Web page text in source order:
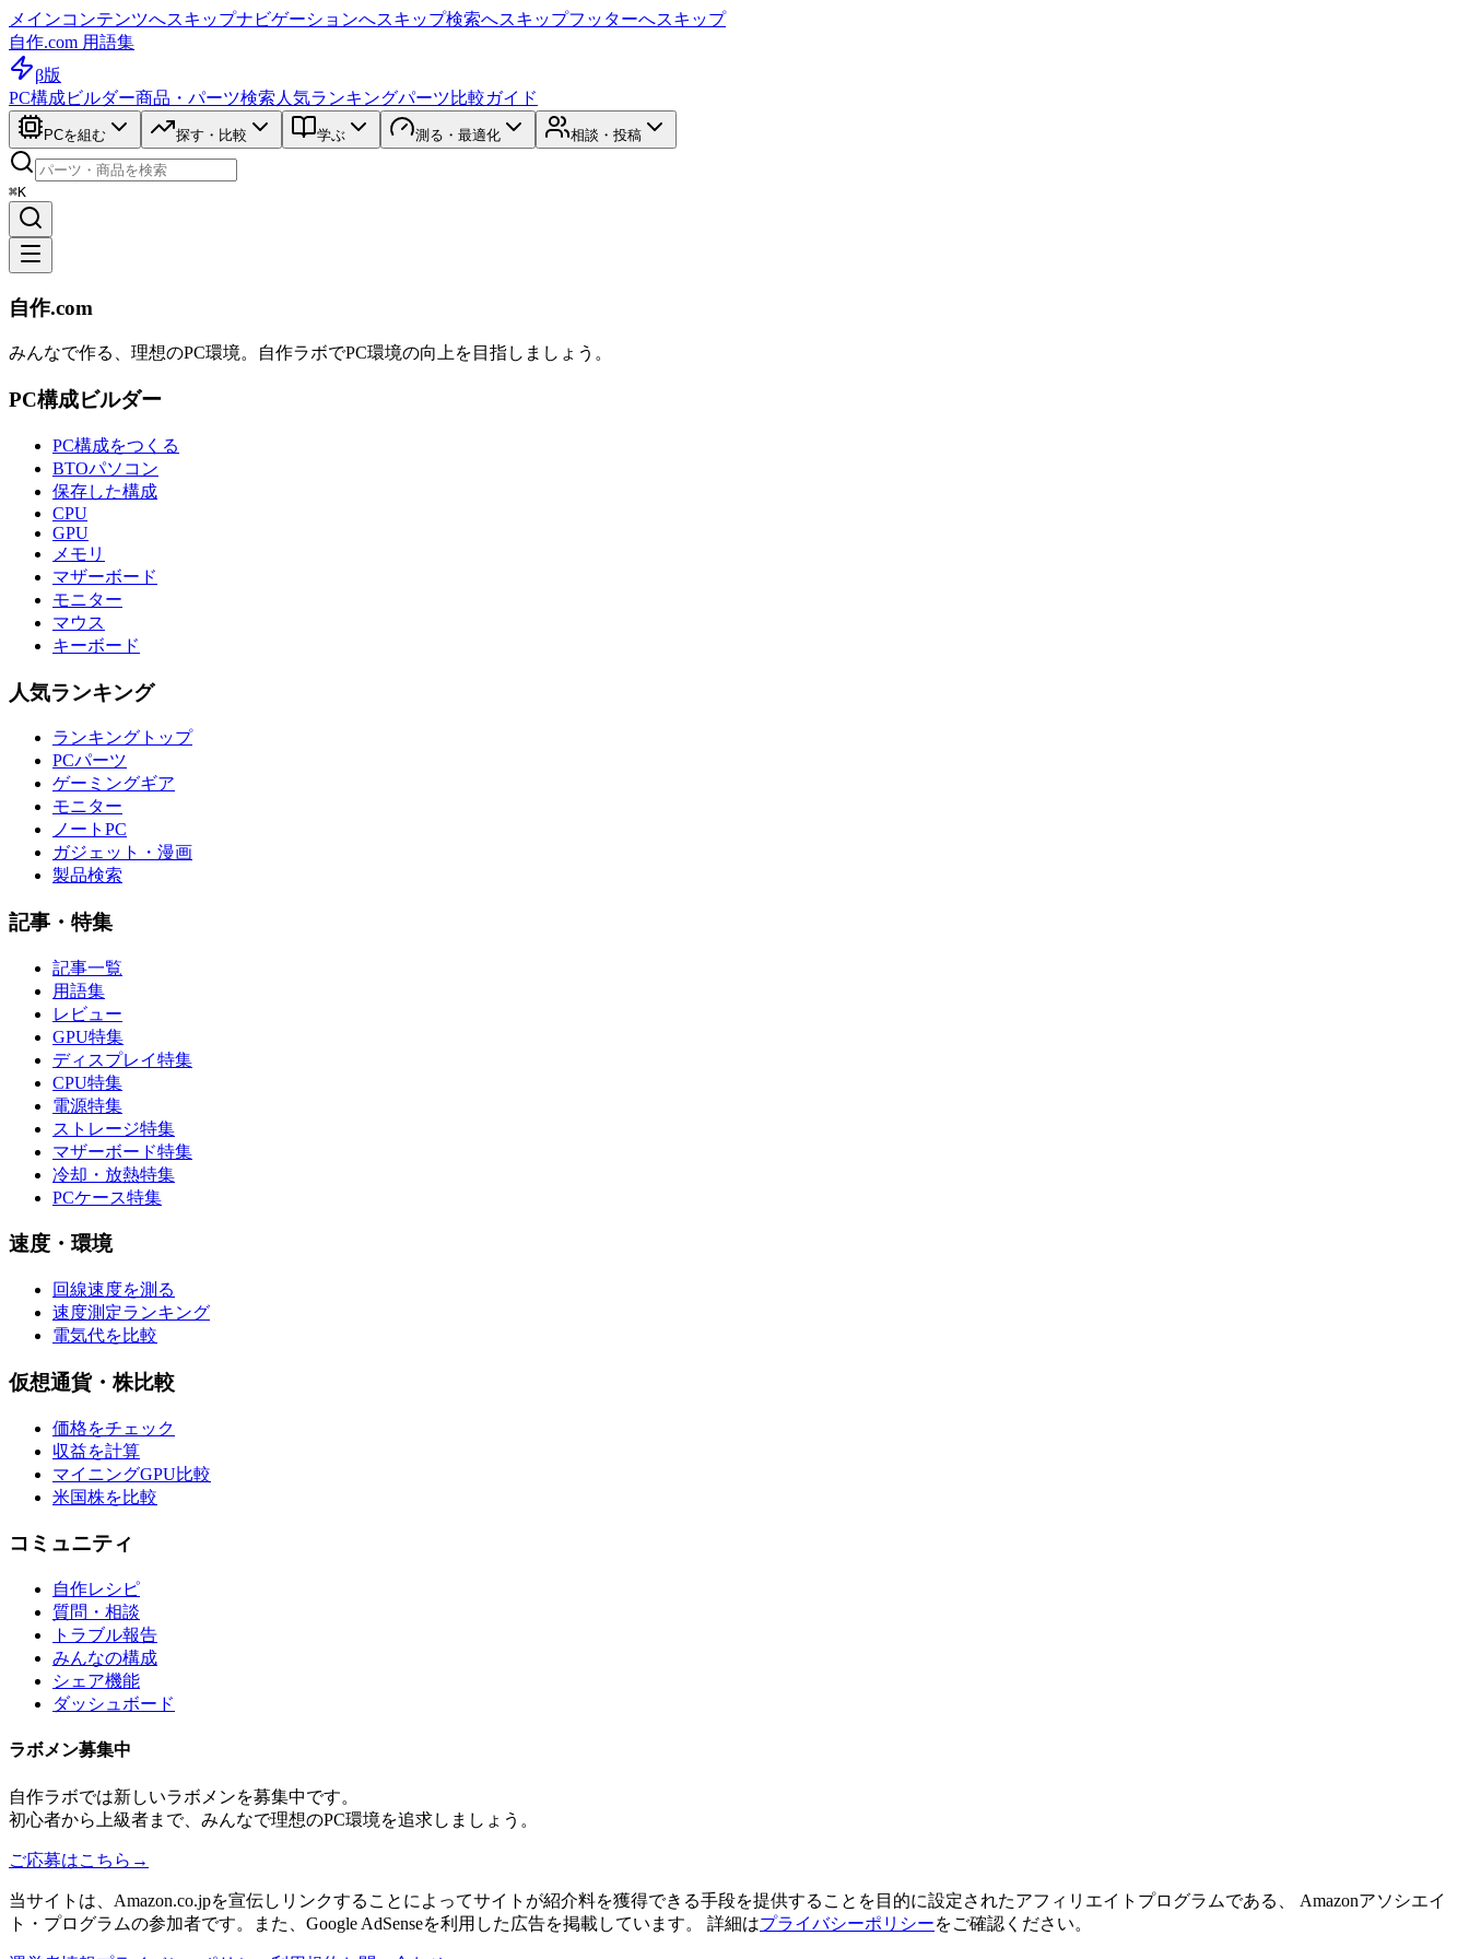
メインコンテンツへスキップナビゲーションへスキップ検索へスキップフッターへスキップ
自作.com 用語集
β版
PC構成ビルダー商品・パーツ検索 人気ランキングパーツ比較ガイド
PCを組む 探す・比較 学ぶ 測る・最適化 相談・投稿
⌘K
自作.com
みんなで作る、理想のPC環境。 自作ラボでPC環境の向上を目指しましょう。
PC構成ビルダー
PC構成をつくる
BTOパソコン
保存した構成
CPU
GPU
メモリ
マザーボード
モニター
マウス
キーボード
人気ランキング
ランキングトップ
PCパーツ
ゲーミングギア
モニター
ノートPC
ガジェット・漫画
製品検索
記事・特集
記事一覧
用語集
レビュー
GPU特集
ディスプレイ特集
CPU特集
電源特集
ストレージ特集
マザーボード特集
冷却・放熱特集
PCケース特集
速度・環境
回線速度を測る
速度測定ランキング
電気代を比較
仮想通貨・株比較
価格をチェック
収益を計算
マイニングGPU比較
米国株を比較
コミュニティ
自作レシピ
質問・相談
トラブル報告
みんなの構成
シェア機能
ダッシュボード
ラボメン募集中
自作ラボでは新しいラボメンを募集中です。
初心者から上級者まで、みんなで理想のPC環境を追求しましょう。
ご応募はこちら →
当サイトは、Amazon.co.jpを宣伝しリンクすることによってサイトが紹介料を獲得できる手段を提供することを目的に設定されたアフィリエイトプログラムである、 Amazonアソシエイ
ト・プログラムの参加者です。また、Google AdSenseを利用した広告を掲載しています。 詳細はプライバシーポリシーをご確認ください。